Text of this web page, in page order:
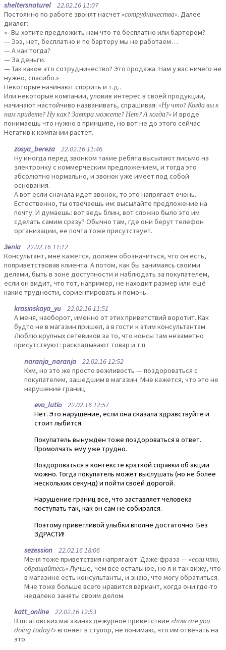
sheltersnaturel 22.02.16 11:07
Постоянно по работе звонят насчет«сотрудничества». Далее
диалог:
«- Вы хотите предложить нам что-то бесплатно или бартером?
— Эээ, нет, бесплатно и по бартеру мы не работаем…
— А как тогда?
— За деньги.
— Так какое это сотрудничество? Это продажа. Нам у вас ничего не
нужно, спасибо.»
Некоторые начинают спорить и т.д..
Или некоторые компании, уловив интерес в своей продукции,
начинают настойчиво названивать, спрашивая: «Ну что? Когда вы к
нам придете? Ну как? Завтра можете? Нет? А когда?»И вроде
понимаешь что нужно в принципе, но вот не до этого сейчас.
Негатив к компании растет.
zosya_bereza 22.02.16 11:46
Ну иногда перед звонком такие ребята высылают письмо на
электронку с коммерческим предложением, и тогда это
абсолютно нормально, и звонок уже имеет под собой
основания.
А вот если сначала идет звонок, то это напрягает очень.
Естественно, ты отвечаешь им: высылайте предложение на
почту. И думаешь: вот ведь блин, вот сложно было это им
сделать самим сразу? Обычно там, где они берут телефон
организации, ее почта тоже присутствует.
3enia 22.02.16 11:12
Консультант, мне кажется, должен обозначиться, что он есть,
поприветствовав клиента. А потом, как бы занимаясь своими
делами, быть в зоне доступности и наблюдать за покупателем,
если он видит, что тот, например, не находит размер или ещё
какие трудности, сориентировать и помочь.
krasinskaya_yu 22.02.16 11:51
А меня, наоборот, именно от этих приветствий воротит. Как
будто не в магазин пришел, а в гости к этим консультантам.
Люблю крупных сетевиков за то, что консы там незаметно
присутствуют: раскладывают товар и т.п
naranja_naranja 22.02.16 12:52
Кхм, но это же просто вежливость — поздороваться с
покупателем, зашедшим в магазин. Мне кажется, что это не
нарушение границ.
evo_lutio22.02.16 12:57
Нет. Это нарушение, если она сказала здравствуйте и
стоит лыбится.
Покупатель вынужден тоже поздороваться в ответ.
Промолчать ему уже трудно.
Поздороваться в контексте краткой справки об акции
можно. Тогда покупатель может выслушать (но не более
нескольких секунд) и пойти своей дорогой.
Нарушение границ все, что заставляет человека
поступать так, как он сам не собирался.
Поэтому приветливой улыбки вполне достаточно. Без
ЗДРАСТИ!
sezession 22.02.16 18:06
Меня тоже приветствия напрягают. Даже фраза — «если что,
обращайтесь»Лучше, чем все остальное, но я и так вижу, что
в магазине есть консультанты, и знаю, что могу обратиться.
Мне тоже больше всего нравится вариант, когда они где-то
недалеко заняты своим делом.
katt_online 22.02.16 12:53
В штатовских магазинах дежурное приветствие «how are you
doing today?»вгоняет в ступор, не понимаю, что им отвечать на
это.